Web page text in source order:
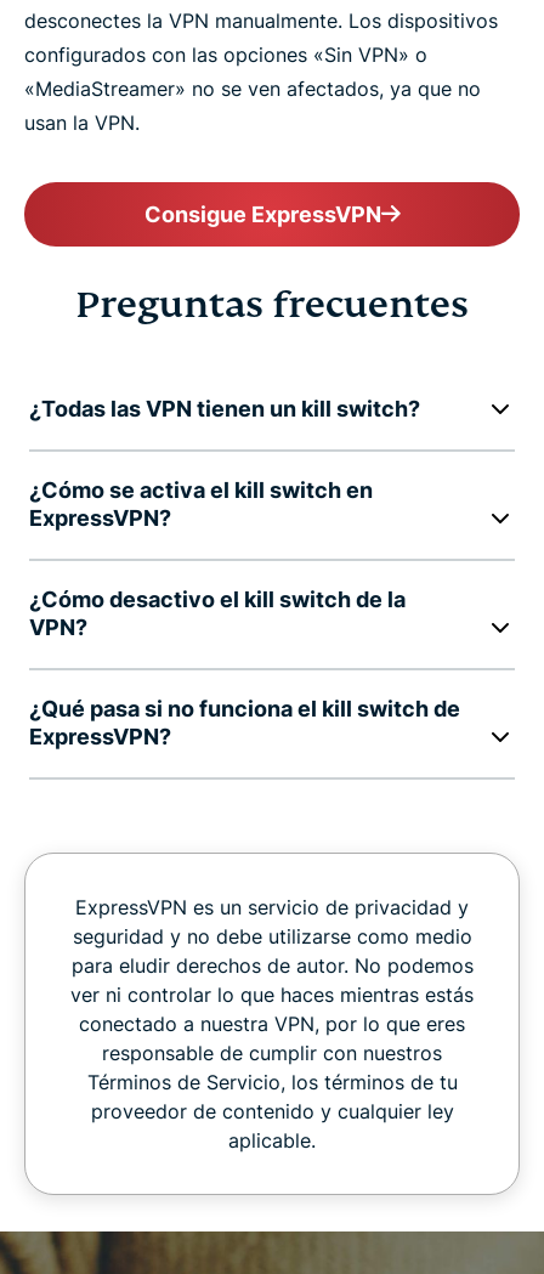
desconectes la VPN manualmente. Los dispositivos
configurados con las opciones «Sin VPN» o
«MediaStreamer» no se ven afectados, ya que no
usan la VPN.
Consigue ExpressVPN
Preguntas frecuentes
¿Todas las VPN tienen un kill switch?
¿Cómo se activa el kill switch en
ExpressVPN?
¿Cómo desactivo el kill switch de la
VPN?
¿Qué pasa si no funciona el kill switch de
ExpressVPN?
ExpressVPN es un servicio de privacidad y
seguridad y no debe utilizarse como medio
para eludir derechos de autor. No podemos
ver ni controlar lo que haces mientras estás
conectado a nuestra VPN, por lo que eres
responsable de cumplir con nuestros
Términos de Servicio, los términos de tu
proveedor de contenido y cualquier ley
aplicable.